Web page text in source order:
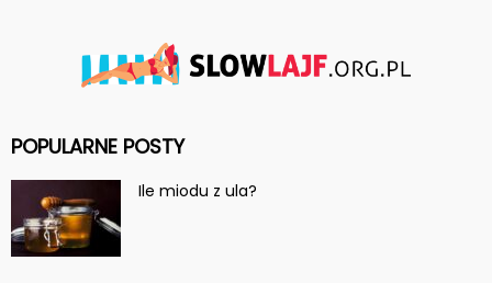
POPULARNE POSTY
Ile miodu z ula?